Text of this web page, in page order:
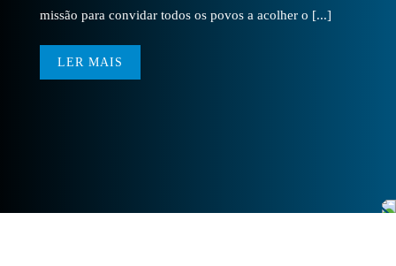
missão para convidar todos os povos a acolher o [...]
LER MAIS